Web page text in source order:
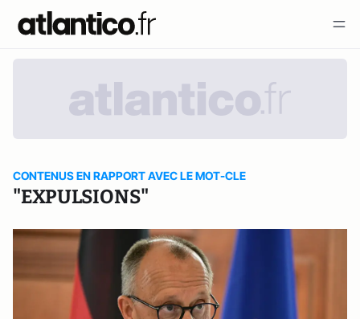
CONTENUS EN RAPPORT AVEC LE MOT-CLE
"EXPULSIONS"